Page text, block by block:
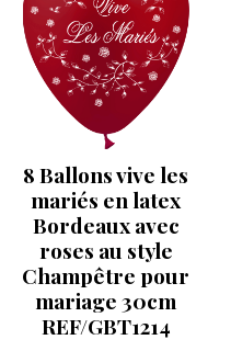
8 Ballons vive les
mariés en latex
Bordeaux avec
roses au style
Champêtre pour
mariage 30cm
REF/GBT1214